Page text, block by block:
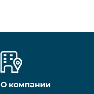
О компании